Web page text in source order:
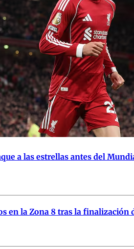
a las estrellas antes del
en la Zona 8 tras la finalización